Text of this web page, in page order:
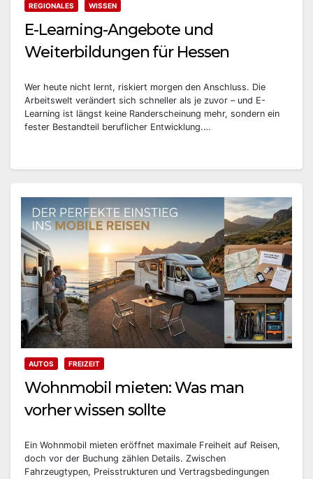
REGIONALES WISSEN
E-Learning-Angebote und
Weiterbildungen für Hessen
Wer heute nicht lernt, riskiert morgen den Anschluss. Die
Arbeitswelt verändert sich schneller als je zuvor – und E-
Learning ist längst keine Randerscheinung mehr, sondern ein
fester Bestandteil beruflicher Entwicklung.…
AUTOS FREIZEIT
Wohnmobil mieten: Was man
vorher wissen sollte
Ein Wohnmobil mieten eröffnet maximale Freiheit auf Reisen,
doch vor der Buchung zählen Details. Zwischen
Fahrzeugtypen, Preisstrukturen und Vertragsbedingungen